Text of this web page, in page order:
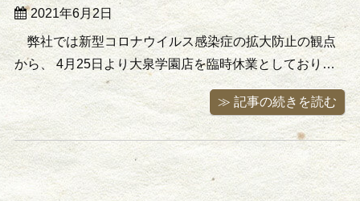
す。 私が買わなかった品物は棄て
られるとの事なので責任重大(^-
^; 見 ...
2021年6月2日
弊社では新型コロナウイルス感染症の拡大防止の観点
から、 4月25日より大泉学園店を臨時休業としておりま
したが、6月1日より休業要請の対象では無くなりました
の6月4日午後13時より大泉学園店の営業を再開致しま
す。 臨時休業中に足をお運び頂いたお客様には大変ご迷
惑をお掛け致しました ...
≫ 記事の続きを読む